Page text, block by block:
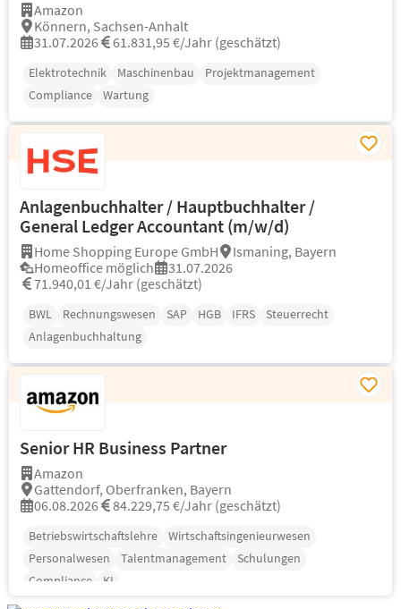
Amazon
Könnern, Sachsen-Anhalt
31.07.2026
61.831,95 €/Jahr (geschätzt)
Elektrotechnik Maschinenbau
Projektmanagement
Compliance
Wartung
Anlagenbuchhalter / Hauptbuchhalter /
General Ledger Accountant (m/w/d)
Home Shopping Europe GmbH
Ismaning, Bayern
Homeoffice möglich
31.07.2026
71.940,01 €/Jahr (geschätzt)
BWL Rechnungswesen SAP HGB IFRS
Steuerrecht
Anlagenbuchhaltung
Senior HR Business Partner
Amazon
Gattendorf, Oberfranken, Bayern
06.08.2026
84.229,75 €/Jahr (geschätzt)
Betriebswirtschaftslehre
Wirtschaftsingenieurwesen
Personalwesen
Talentmanagement
Schulungen
Compliance
KI